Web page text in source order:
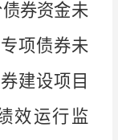
券资金未
项债券未
建设项目
效运行监